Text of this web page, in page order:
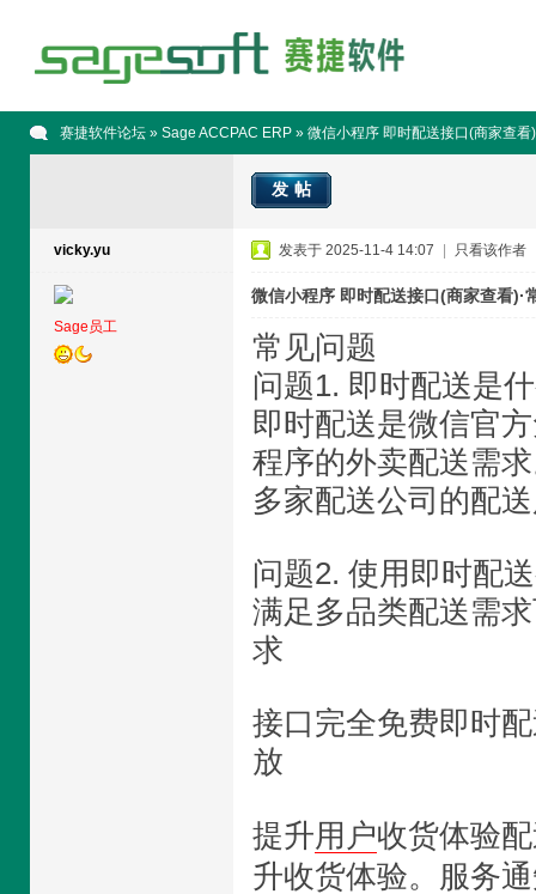
赛捷软件论坛» Sage ACCPAC ERP» 微信小程序 即时配送接口(商家查看
发帖
vicky.yu
Sage员工
发表于 2025-11-4 14:07 只看该作者
微信小程序 即时配送接口(商家查看)·
常见问题
问题1. 即时配送是
即时配送是微信官
程序的外卖配送需
多家配送公司的配
问题2. 使用即时配
满足多品类配送需
求
接口完全免费即时
放
提升用户收货体验
升收货体验。服务